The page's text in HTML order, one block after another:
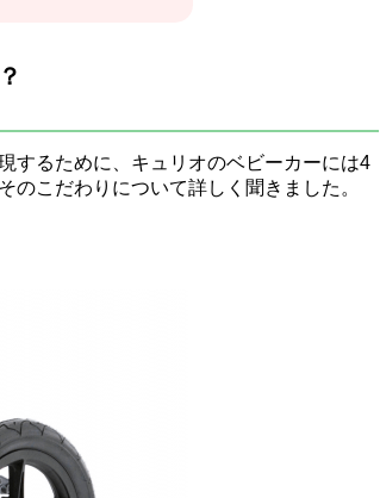
するために、キュリオのベビーカーには4
のこだわりについて詳しく聞きました。